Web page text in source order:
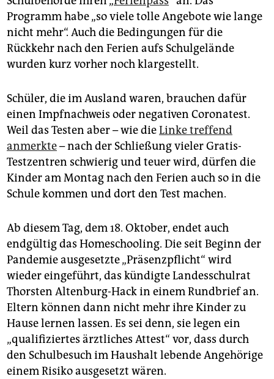
epaper login
Programm habe „so viele tolle Angebote wie lange
nicht mehr“. Auch die Bedingungen für die
Rückkehr nach den Ferien aufs Schulgelände
wurden kurz vorher noch klargestellt.
Schüler, die im Ausland waren, brauchen dafür
einen Impfnachweis oder negativen Coronatest.
Weil das Testen aber – wie dieLinke treffend
anmerkte– nach der Schließung vieler Gratis-
Testzentren schwierig und teuer wird, dürfen die
Kinder am Montag nach den Ferien auch so in die
Schule kommen und dort den Test machen.
Ab diesem Tag, dem 18. Oktober, endet auch
endgültig das Homeschooling. Die seit Beginn der
Pandemie ausgesetzte „Präsenzpflicht“ wird
wieder eingeführt, das kündigte Landesschulrat
Thorsten Altenburg-Hack in einem Rundbrief an.
Eltern können dann nicht mehr ihre Kinder zu
Hause lernen lassen. Es sei denn, sie legen ein
„qualifiziertes ärztliches Attest“ vor, dass durch
den Schulbesuch im Haushalt lebende Angehörige
einem Risiko ausgesetzt wären.